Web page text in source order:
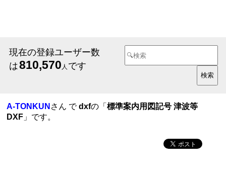
現在の登録ユーザー数
は810,570 人 です
A-TONKUN さん でdxfの「標準案内用図記号 津波等
DXF 」です。